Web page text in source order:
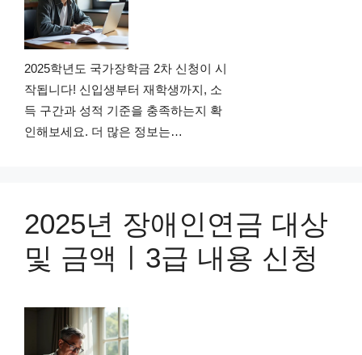
2025학년도 국가장학금 2차 신청이 시
작됩니다! 신입생부터 재학생까지, 소
득 구간과 성적 기준을 충족하는지 확
인해보세요. 더 많은 정보는…
2025년 장애인연금 대상
및 금액ㅣ3급 내용 신청